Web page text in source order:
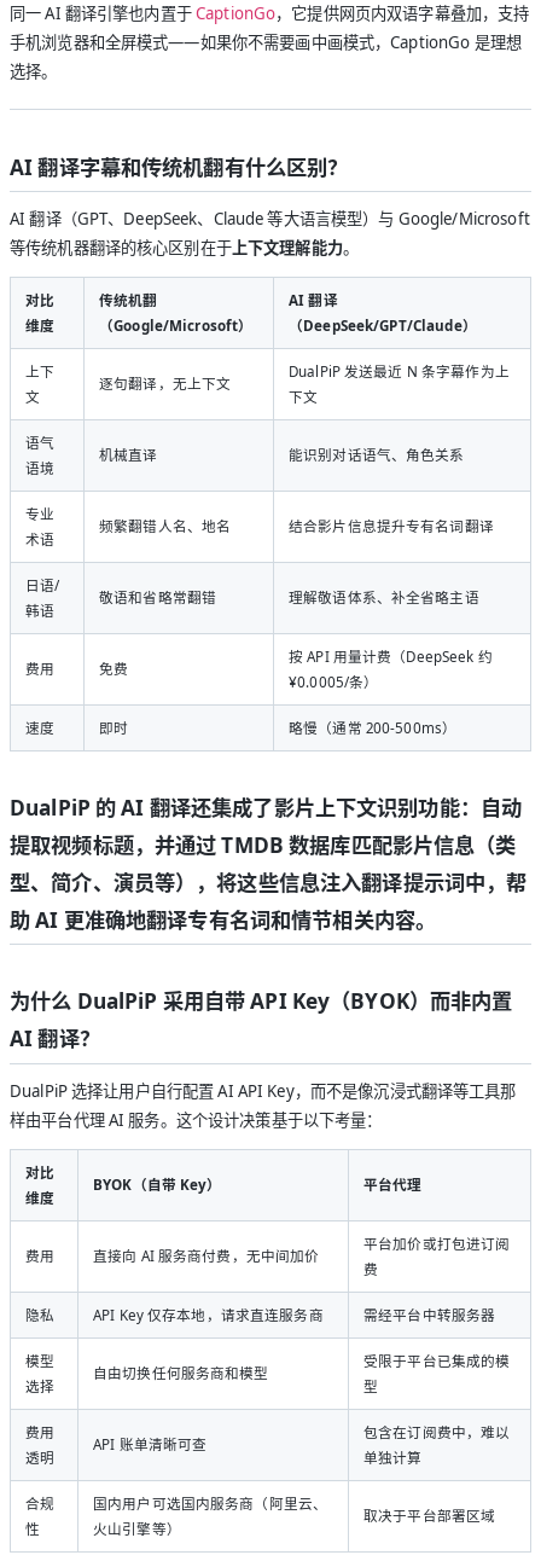
同一 AI 翻译引擎也内置于CaptionGo，它提供网页内双语字幕叠加，支持
手机浏览器和全屏模式——如果你不需要画中画模式，CaptionGo 是理想
选择。
AI 翻译字幕和传统机翻有什么区别？
AI 翻译（GPT、DeepSeek、Claude 等大语言模型）与 Google/Microsoft
等传统机器翻译的核心区别在于上下文理解能力。
对比
维度
传统机翻
（Google/Microsoft）
AI 翻译
（DeepSeek/GPT/Claude）
上下
文
逐句翻译，无上下文
DualPiP 发送最近 N 条字幕作为上
下文
语气
语境
机械直译 能识别对话语气、角色关系
专业
术语
频繁翻错人名、地名 结合影片信息提升专有名词翻译
日语/
韩语
敬语和省略常翻错 理解敬语体系、补全省略主语
费用 免费
按 API 用量计费（DeepSeek 约
¥0.0005/条）
速度 即时 略慢（通常 200-500ms）
DualPiP 的 AI 翻译还集成了影片上下文识别功能：自动
提取视频标题，并通过 TMDB 数据库匹配影片信息（类
型、简介、演员等），将这些信息注入翻译提示词中，帮
助 AI 更准确地翻译专有名词和情节相关内容。
为什么 DualPiP 采用自带 API Key（BYOK）而非内置
AI 翻译？
DualPiP 选择让用户自行配置 AI API Key，而不是像沉浸式翻译等工具那
样由平台代理 AI 服务。这个设计决策基于以下考量：
对比
维度
BYOK（自带 Key） 平台代理
费用 直接向 AI 服务商付费，无中间加价
平台加价或打包进订阅
费
隐私 API Key 仅存本地，请求直连服务商 需经平台中转服务器
模型
选择
自由切换任何服务商和模型
受限于平台已集成的模
型
费用
透明
API 账单清晰可查
包含在订阅费中，难以
单独计算
合规
性
国内用户可选国内服务商（阿里云、
火山引擎等）
取决于平台部署区域